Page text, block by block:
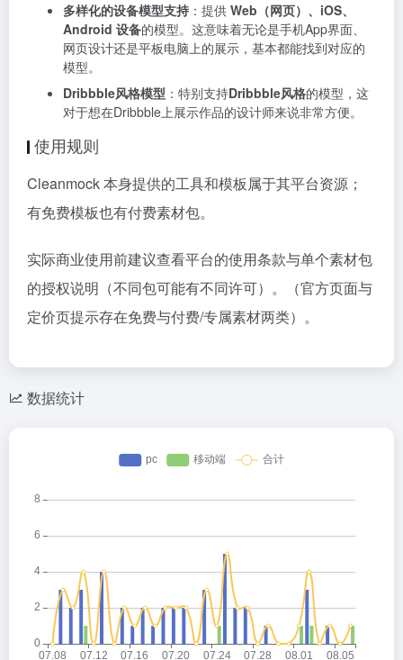
多样化的设备模型支持 ：提供 Web（网页）、iOS、
Android 设备的模型。这意味着无论是手机App界面、
网页设计还是平板电脑上的展示，基本都能找到对应的
模型。
Dribbble风格模型 ：特别支持Dribbble风格的模型，这
对于想在Dribbble上展示作品的设计师来说非常方便。
使用规则
Cleanmock 本身提供的工具和模板属于其平台资源；
有免费模板也有付费素材包。
实际商业使用前建议查看平台的使用条款与单个素材包
的授权说明（不同包可能有不同许可）。（官方页面与
定价页提示存在免费与付费/专属素材两类）。
数据统计